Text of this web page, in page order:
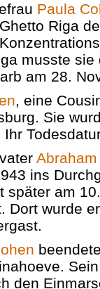
Paula
Riga
musste
am 28.
, eine
Sie
Ihr
ins
später am
Dort wurde
den